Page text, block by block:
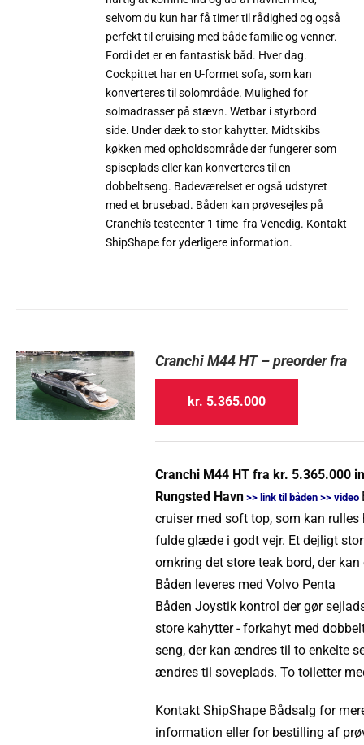
selvom du kun har få timer til rådighed og også
perfekt til cruising med både familie og venner.
Fordi det er en fantastisk båd. Hver dag.
Cockpittet har en U-formet sofa, som kan
konverteres til solomrdåde. Mulighed for
solmadrasser på stævn. Wetbar i styrbord
side. Under dæk to stor kahytter. Midtskibs
køkken med opholdsområde der fungerer som
spiseplads eller kan konverteres til en
dobbeltseng. Badeværelset er også udstyret
med et brusebad. Båden kan prøvesejles på
Cranchi's testcenter 1 time fra Venedig. Kontakt
ShipShape for yderligere information.
Cranchi M44 HT – preorder fra
kr. 5.365.000
Cranchi M44 HT fra kr. 5.365.000
Rungsted Havn >> link til båden >> video
cruiser med soft top, som kan
fulde glæde i godt vejr. Et dejligt
omkring det store teak bord,der kan
Båden leveres med Volvo Penta
Båden Joystik kontrol der gør
store kahytter - forkahyt med
seng, der kan ændres til to enkelte
ændres til soveplads. To toiletter
Kontakt ShipShape Bådsalg for
informationellerfor bestilling af